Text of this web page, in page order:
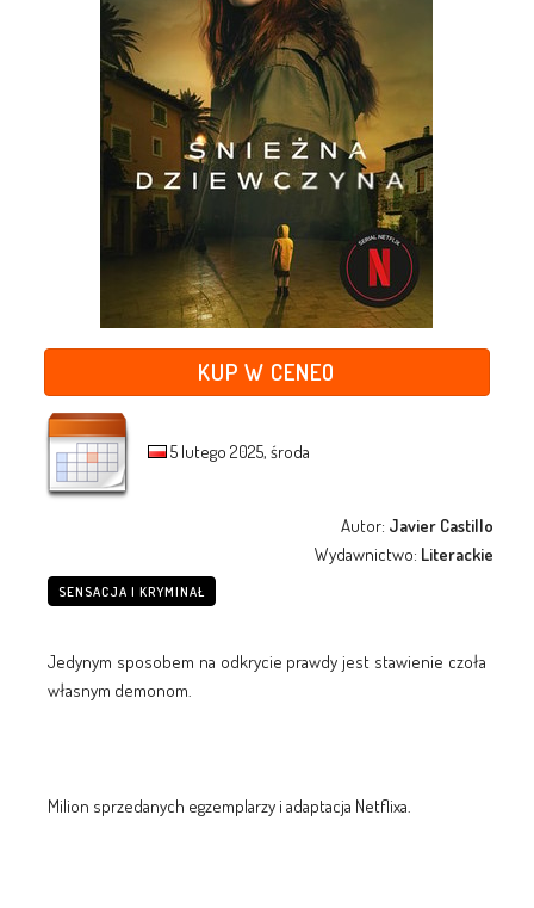
KUP W CENEO
5 lutego 2025, środa
Autor: Javier Castillo
Wydawnictwo: Literackie
SENSACJA I KRYMINAŁ
Jedynym sposobem na odkrycie prawdy jest stawienie czoła
własnym demonom.
Milion sprzedanych egzemplarzy i adaptacja Netflixa.